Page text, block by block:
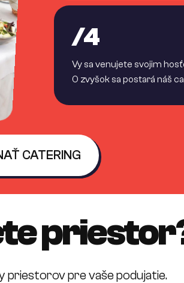
/4
Vy sa venujete svojim
O zvyšok sa postará náš
CATERING
priestorov pre vaše podujatie.